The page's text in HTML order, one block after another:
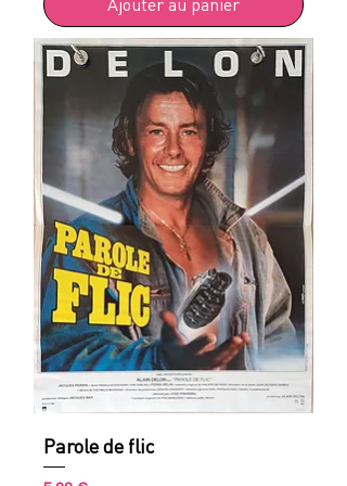
Parole de flic